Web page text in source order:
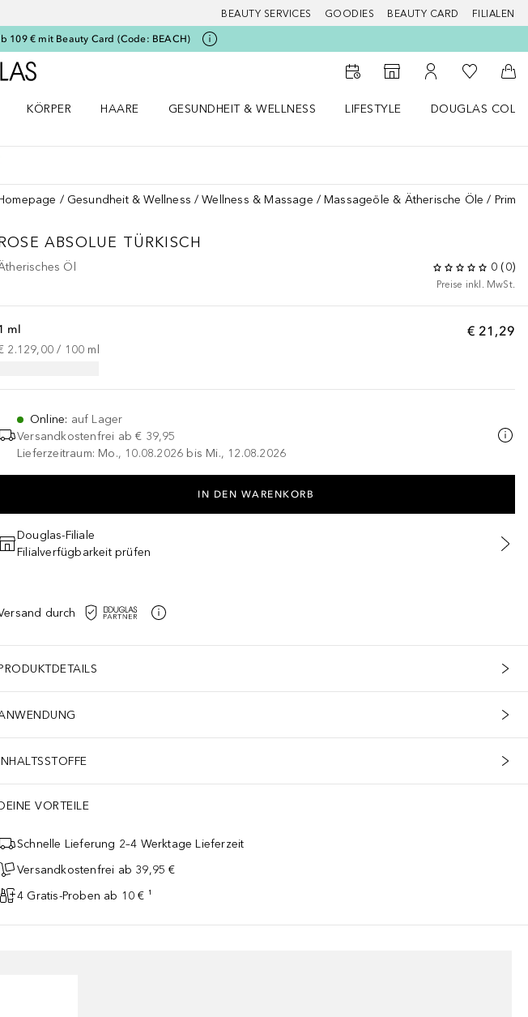
BEAUTY SERVICES GOODIES BEAUTY CARD FILIALEN
109 € mit Beauty Card (Code: BEACH)
Zur Douglas Startseite
Zum Storefinder
Zu Meinem
Zu Meiner
KÖRPER
HAARE
GESUNDHEIT & WELLNESS
LIFESTYLE
DOUGLAS
Gesundheit & Wellness Wellness & Massage Massageöle & Ätherische Öle
ABSOLUE TÜRKISCH
Öl 0 (0)
Preise inkl. MwSt.
€ 21,29
ml
2.129,00 / 100 ml
Online: auf Lager
Versandkostenfrei ab € 39,95
Lieferzeitraum: Mo., 10.08.2026 bis Mi., 12.08.2026
IN DEN WARENKORB
Douglas-Filiale
Filialverfügbarkeit prüfen
durch
VORTEILE
Schnelle Lieferung 2–4 Werktage Lieferzeit
Versandkostenfrei ab 39,95 €
4 Gratis-Proben ab 10 € ¹